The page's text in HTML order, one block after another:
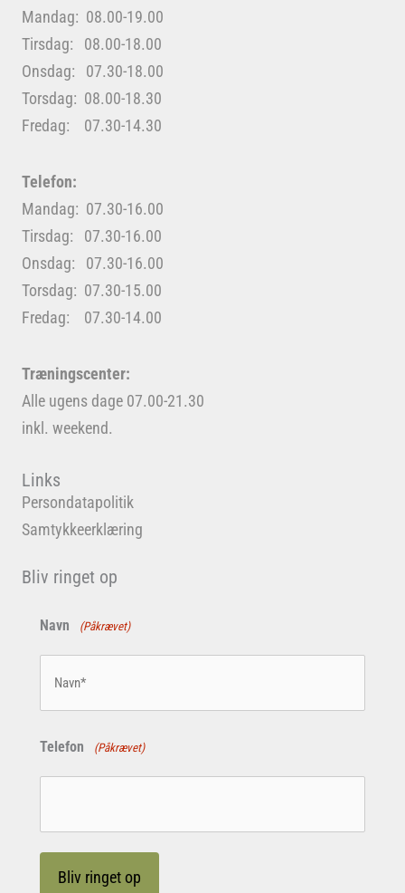
Mandag: 08.00-19.00
Tirsdag: 08.00-18.00
Onsdag: 07.30-18.00
Torsdag: 08.00-18.30
Fredag: 07.30-14.30
Telefon:
Mandag: 07.30-16.00
Tirsdag: 07.30-16.00
Onsdag: 07.30-16.00
Torsdag: 07.30-15.00
Fredag: 07.30-14.00
Træningscenter:
Alle ugens dage 07.00-21.30
inkl. weekend.
Links
Persondatapolitik
Samtykkeerklæring
Bliv ringet op
Navn (Påkrævet)
Telefon (Påkrævet)